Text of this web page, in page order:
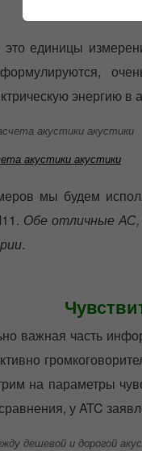
единицы
энергию в
акустики акустики
мы будем
Обе отличные АС,
.
важная часть
на параметры
у ATC